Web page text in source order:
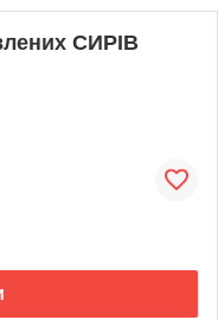
CИРІВ